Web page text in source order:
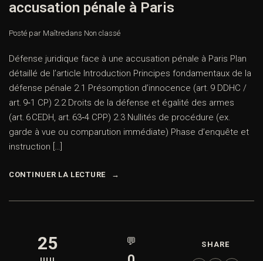
accusation pénale à Paris
Posté par Maîtredans Non classé
Défense juridique face à une accusation pénale à Paris Plan
détaillé de l’article Introduction Principes fondamentaux de la
défense pénale 2.1 Présomption d’innocence (art. 9 DDHC /
art. 9‑1 CP) 2.2 Droits de la défense et égalité des armes
(art. 6 CEDH, art. 63‑4 CPP) 2.3 Nullités de procédure (ex.
garde à vue ou comparution immédiate) Phase d’enquête et
instruction […]
CONTINUER LA LECTURE
25 💬 SHARE